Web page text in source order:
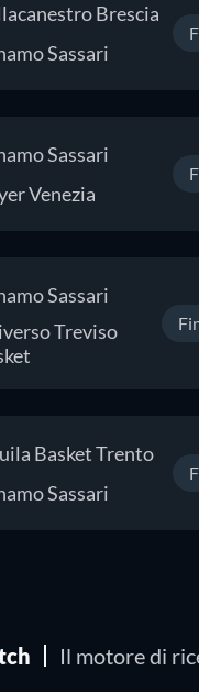
Brescia
Sassari
Sassari
Venezia
Sassari
Treviso
Basket Trento
Sassari
Il motore di